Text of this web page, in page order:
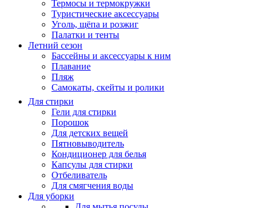
Термосы и термокружки
Туристические аксессуары
Уголь, щёпа и розжиг
Палатки и тенты
Летний сезон
Бассейны и аксессуары к ним
Плавание
Пляж
Самокаты, скейты и ролики
Для стирки
Гели для стирки
Порошок
Для детских вещей
Пятновыводитель
Кондиционер для белья
Капсулы для стирки
Отбеливатель
Для смягчения воды
Для уборки